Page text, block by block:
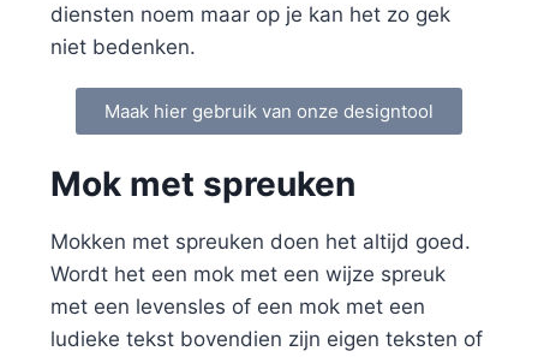
diensten noem maar op je kan het zo gek
niet bedenken.
Maak hier gebruik van onze designtool
Mok met spreuken
Mokken met spreuken doen het altijd goed.
Wordt het een mok met een wijze spreuk
met een levensles of een mok met een
ludieke tekst bovendien zijn eigen teksten of